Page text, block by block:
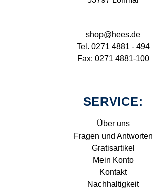
shop@hees.de
Tel. 0271 4881 - 494
Fax: 0271 4881-100
SERVICE:
Über uns
Fragen und Antworten
Gratisartikel
Mein Konto
Kontakt
Nachhaltigkeit